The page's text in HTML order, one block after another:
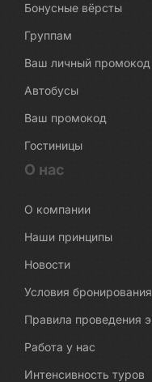
Бонусные вёрсты
Группам
Ваш личный промокод
Автобусы
Ваш промокод
Гостиницы
О нас
О компании
Наши принципы
Новости
Условия
Правила проведения
Работа у нас
Интенсивность туров